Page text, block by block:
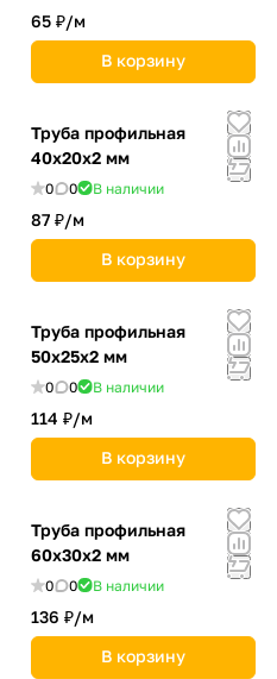
65 ₽/м
В корзину
Труба профильная
40х20х2 мм
0 0 В наличии
87 ₽/м
В корзину
Труба профильная
50х25х2 мм
0 0 В наличии
114 ₽/м
В корзину
Труба профильная
60х30х2 мм
0 0 В наличии
136 ₽/м
В корзину